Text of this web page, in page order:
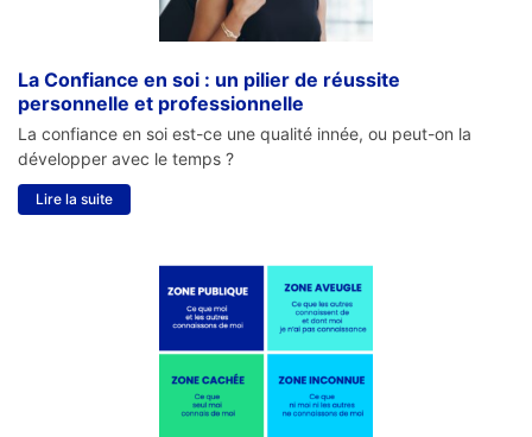
La Confiance en soi : un pilier de réussite
personnelle et professionnelle
La confiance en soi est-ce une qualité innée, ou peut-on la
développer avec le temps ?
Lire la suite